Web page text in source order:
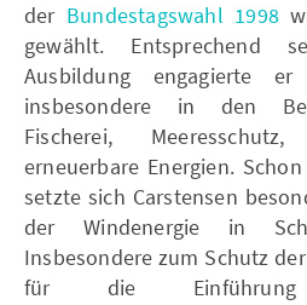
der Bundestagswahl 1998
gewählt. Entsprechend
Ausbildung engagierte
insbesondere in den
Fischerei,
erneuerbare Energien.
setzte sich Carstensen
der Windenergie in
Insbesondere zum Schutz
für die